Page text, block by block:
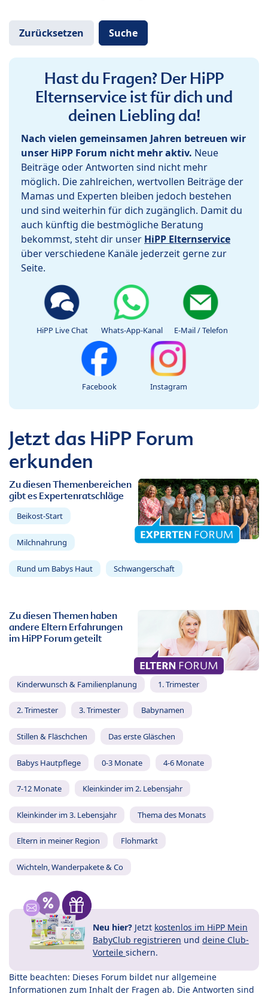
Hast du Fragen? Der HiPP
Elternservice ist für dich und
deinen Liebling da!
Nach vielen gemeinsamen Jahren betreuen wir
unser HiPP Forum nicht mehr aktiv. Neue
Beiträge oder Antworten sind nicht mehr
möglich. Die zahlreichen, wertvollen Beiträge der
Mamas und Experten bleiben jedoch bestehen
und sind weiterhin für dich zugänglich. Damit du
auch künftig die bestmögliche Beratung
bekommst, steht dir unser HiPP Elternservice
über verschiedene Kanäle jederzeit gerne zur
Seite.
HiPP Live Chat Whats-App-Kanal E-Mail / Telefon
Facebook Instagram
Jetzt das HiPP Forum
erkunden
Zu diesen Themenbereichen
gibt es Expertenratschläge
Beikost-Start
Milchnahrung
Rund um Babys Haut Schwangerschaft
Zu diesen Themen haben
andere Eltern Erfahrungen
im HiPP Forum geteilt
Kinderwunsch & Familienplanung 1. Trimester
2. Trimester 3. Trimester Babynamen
Stillen & Fläschchen Das erste Gläschen
Babys Hautpflege 0-3 Monate 4-6 Monate
7-12 Monate Kleinkinder im 2. Lebensjahr
Kleinkinder im 3. Lebensjahr Thema des Monats
Eltern in meiner Region Flohmarkt
Wichteln, Wanderpakete & Co
Neu hier? Jetzt kostenlos im HiPP Mein
BabyClub registrieren und deine Club-
Vorteile sichern.
Bitte beachten: Dieses Forum bildet nur allgemeine
Informationen zum Inhalt der Fragen ab. Die Antworten sind